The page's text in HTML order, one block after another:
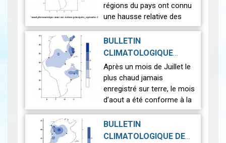
régions du pays ont connu
une hausse relative des
températures pendant le
mois de septembre 2023.
La température moyenne
BULLETIN
CLIMATOLOGIQUE
D'AOUT 2023 |
2023-09-22
Après un mois de Juillet le
plus chaud jamais
enregistré sur terre, le mois
d’aout a été conforme à la
normale. Contrairement aux
années précédentes la
température moyenne
BULLETIN
CLIMATOLOGIQUE DE